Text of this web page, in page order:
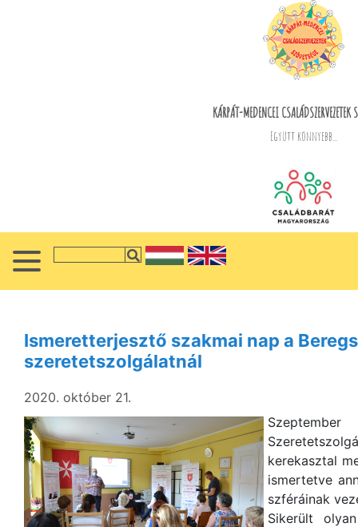
KÁRPÁT-MEDENCEI CSALÁDSZERVEZETEK
Együtt könnyebb...
Ismeretterjesztő szakmai nap a
szeretetszolgálatnál
2020. október 21.
kerekasztal
ismertetve
szféráinak
Sikerült